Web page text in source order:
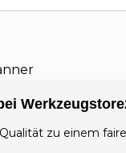
zu einem